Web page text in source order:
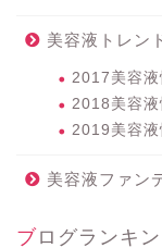
美容液トレン
2017美容液
2018美容液
2019美容液
美容液ファン
ブログランキ